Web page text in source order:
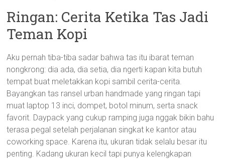
Ringan: Cerita Ketika Tas Jadi
Teman Kopi
Aku pernah tiba-tiba sadar bahwa tas itu ibarat teman
nongkrong: dia ada, dia setia, dia ngerti kapan kita butuh
tempat buat meletakkan kopi sambil cerita-cerita.
Bayangkan tas ransel urban handmade yang ringan tapi
muat laptop 13 inci, dompet, botol minum, serta snack
favorit. Daypack yang cukup ramping juga nggak bikin bahu
terasa pegal setelah perjalanan singkat ke kantor atau
coworking space. Karena itu, ukuran tidak selalu besar itu
penting. Kadang ukuran kecil tapi punya kelengkapan